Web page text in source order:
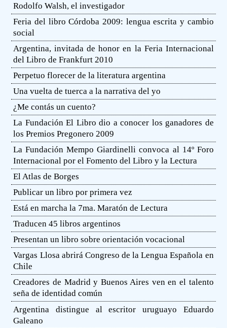
Rodolfo Walsh, el investigador
Feria del libro Córdoba 2009: lengua escrita y cambio
social
Argentina, invitada de honor en la Feria Internacional
del Libro de Frankfurt 2010
Perpetuo florecer de la literatura argentina
Una vuelta de tuerca a la narrativa del yo
¿Me contás un cuento?
La Fundación El Libro dio a conocer los ganadores de
los Premios Pregonero 2009
La Fundación Mempo Giardinelli convoca al 14º Foro
Internacional por el Fomento del Libro y la Lectura
El Atlas de Borges
Publicar un libro por primera vez
Está en marcha la 7ma. Maratón de Lectura
Traducen 45 libros argentinos
Presentan un libro sobre orientación vocacional
Vargas Llosa abrirá Congreso de la Lengua Española en
Chile
Creadores de Madrid y Buenos Aires ven en el talento
seña de identidad común
Argentina distingue al escritor uruguayo Eduardo
Galeano